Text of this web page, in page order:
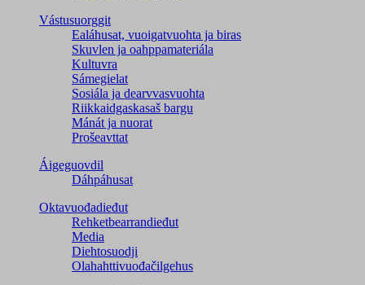
Vástusuorggit
Ealáhusat, vuoigatvuohta ja biras
Skuvlen ja oahppamateriála
Kultuvra
Sámegielat
Sosiála ja dearvvasvuohta
Riikkaidgaskasaš bargu
Mánát ja nuorat
Prošeavttat
Áigeguovdil
Dáhpáhusat
Oktavuođadieđut
Rehketbearrandieđut
Media
Diehtosuodji
Olahahttivuođačilgehus